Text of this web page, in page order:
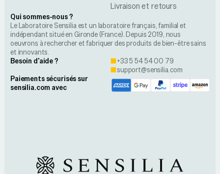
Livraison et retours
Qui sommes-nous ?
Le Laboratoire Sensilia est un laboratoire français, familial et
indépendant situé en Gironde (France). Depuis 2019, nous
oeuvrons à rechercher et fabriquer des produits de bien-être sains
et innovants.
Besoin d'aide ?
+33 5 54 54 00 79
support@sensilia.com
Paiements sécurisés sur
sensilia.com avec